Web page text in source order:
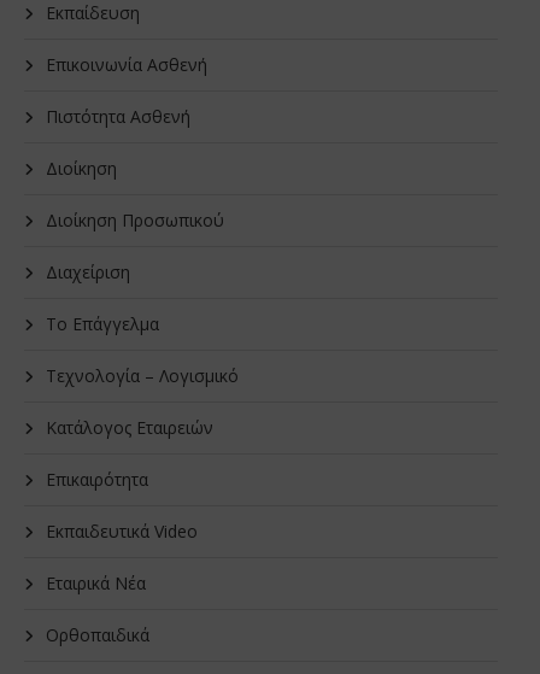
Εκπαίδευση
Επικοινωνία Ασθενή
Πιστότητα Ασθενή
Διοίκηση
Διοίκηση Προσωπικού
Διαχείριση
Το Επάγγελμα
Τεχνολογία – Λογισμικό
Κατάλογος Εταιρειών
Επικαιρότητα
Εκπαιδευτικά Video
Εταιρικά Νέα
Oρθοπαιδικά